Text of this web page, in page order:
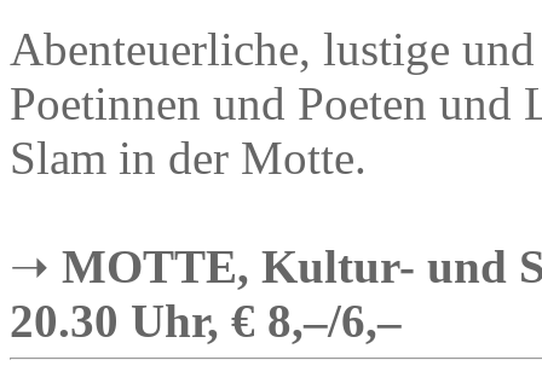
Abenteuerliche, lustige
Poetinnen und Poeten
Slam in der Motte.
➝ MOTTE, Kultur- und
20.30 Uhr, € 8,–/6,–